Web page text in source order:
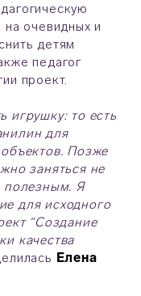
очевидных и
детям
педагог
проект.
игрушку: то есть
для
Позже
заняться не
полезным. Я
для исходного
“Создание
качества
Елена